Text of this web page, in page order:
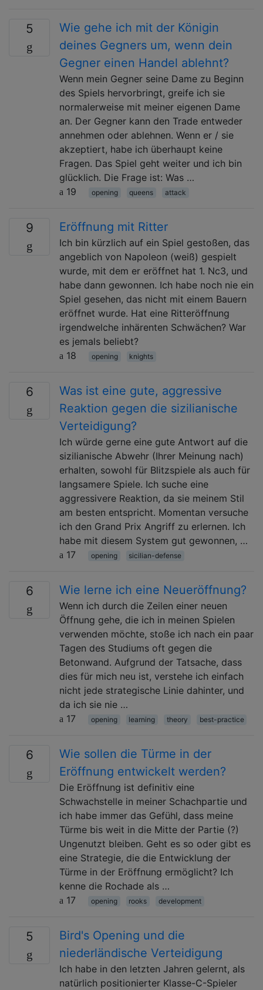
5
Wie gehe ich mit der Königin
deines Gegners um, wenn dein
Gegner einen Handel ablehnt?
Wenn mein Gegner seine Dame zu Beginn
des Spiels hervorbringt, greife ich sie
normalerweise mit meiner eigenen Dame
an. Der Gegner kann den Trade entweder
annehmen oder ablehnen. Wenn er / sie
akzeptiert, habe ich überhaupt keine
Fragen. Das Spiel geht weiter und ich bin
glücklich. Die Frage ist: Was …
19
opening queens attack
9 Eröffnung mit Ritter
Ich bin kürzlich auf ein Spiel gestoßen, das
angeblich von Napoleon (weiß) gespielt
wurde, mit dem er eröffnet hat 1. Nc3, und
habe dann gewonnen. Ich habe noch nie ein
Spiel gesehen, das nicht mit einem Bauern
eröffnet wurde. Hat eine Ritteröffnung
irgendwelche inhärenten Schwächen? War
es jemals beliebt?
18
opening knights
6
Was ist eine gute, aggressive
Reaktion gegen die sizilianische
Verteidigung?
Ich würde gerne eine gute Antwort auf die
sizilianische Abwehr (Ihrer Meinung nach)
erhalten, sowohl für Blitzspiele als auch für
langsamere Spiele. Ich suche eine
aggressivere Reaktion, da sie meinem Stil
am besten entspricht. Momentan versuche
ich den Grand Prix Angriff zu erlernen. Ich
habe mit diesem System gut gewonnen, …
17
opening sicilian-defense
6 Wie lerne ich eine Neueröffnung?
Wenn ich durch die Zeilen einer neuen
Öffnung gehe, die ich in meinen Spielen
verwenden möchte, stoße ich nach ein paar
Tagen des Studiums oft gegen die
Betonwand. Aufgrund der Tatsache, dass
dies für mich neu ist, verstehe ich einfach
nicht jede strategische Linie dahinter, und
da ich sie nie …
17
opening learning theory best-practice
6
Wie sollen die Türme in der
Eröffnung entwickelt werden?
Die Eröffnung ist definitiv eine
Schwachstelle in meiner Schachpartie und
ich habe immer das Gefühl, dass meine
Türme bis weit in die Mitte der Partie (?)
Ungenutzt bleiben. Geht es so oder gibt es
eine Strategie, die die Entwicklung der
Türme in der Eröffnung ermöglicht? Ich
kenne die Rochade als …
17
opening rooks development
5
Bird's Opening und die
niederländische Verteidigung
Ich habe in den letzten Jahren gelernt, als
natürlich positionierter Klasse-C-Spieler